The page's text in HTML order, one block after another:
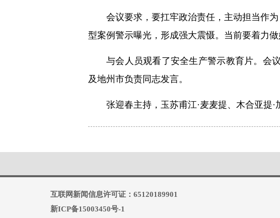
会议要求，要扛牢政治责任，主动担当作
型案例警示曝光，形成强大震慑。当前要着力
与会人员观看了安全生产警示教育片。会
及地州市负责同志发言。
张迎春主持，玉苏甫江·麦麦提、木合亚提
互联网新闻信息许可证：65120189901
新ICP备15003450号-1